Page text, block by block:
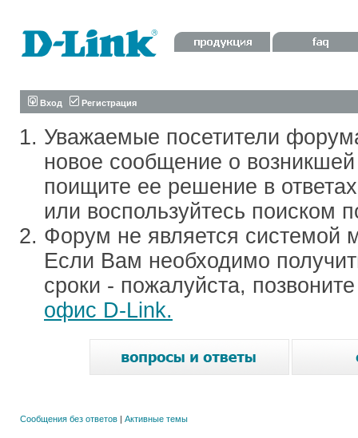
Вход Регистрация
Уважаемые посетители
новое сообщение о
поищите ее решение в
или воспользуйтесь поиском
Форум не является системой
Если Вам необходимо
сроки - пожалуйста,
офис D-Link.
Сообщения без ответов | Активные темы